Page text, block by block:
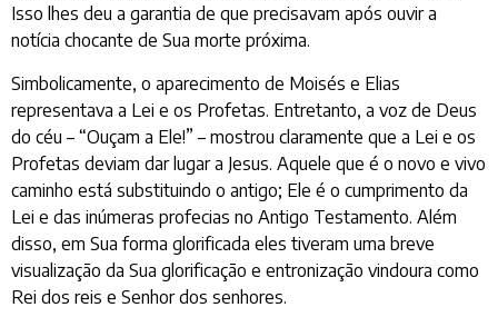
Isso lhes deu a garantia de que precisavam após ouvir a
notícia chocante de Sua morte próxima.
Simbolicamente, o aparecimento de Moisés e Elias
representava a Lei e os Profetas. Entretanto, a voz de Deus
do céu – “Ouçam a Ele!” – mostrou claramente que a Lei e os
Profetas deviam dar lugar a Jesus. Aquele que é o novo e vivo
caminho está substituindo o antigo; Ele é o cumprimento da
Lei e das inúmeras profecias no Antigo Testamento. Além
disso, em Sua forma glorificada eles tiveram uma breve
visualização da Sua glorificação e entronização vindoura como
Rei dos reis e Senhor dos senhores.